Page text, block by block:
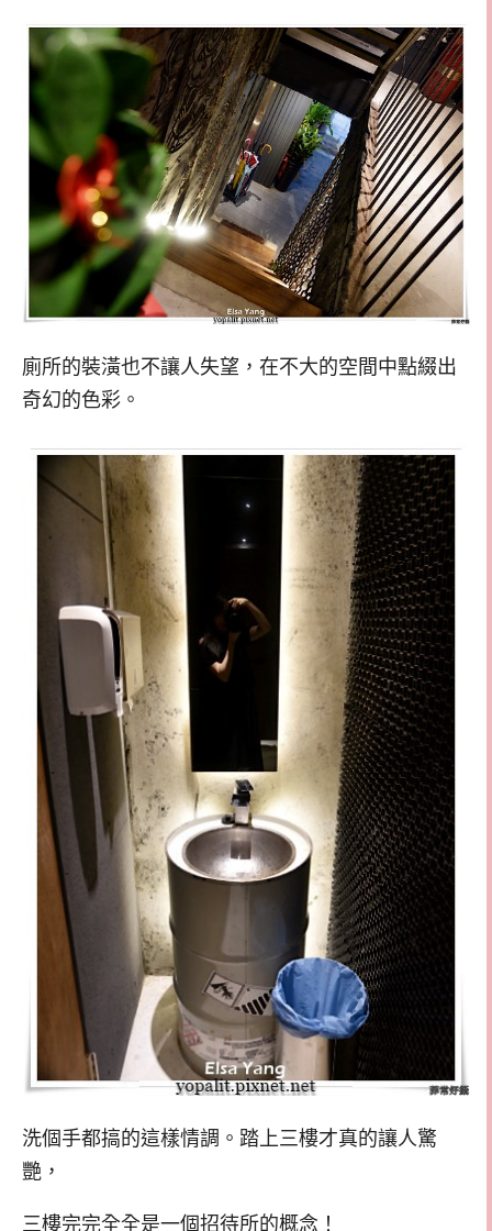
廁所的裝潢也不讓人失望，在不大的空間中點綴出
奇幻的色彩。
洗個手都搞的這樣情調。踏上三樓才真的讓人驚
艷，
三樓完完全全是一個招待所的概念！